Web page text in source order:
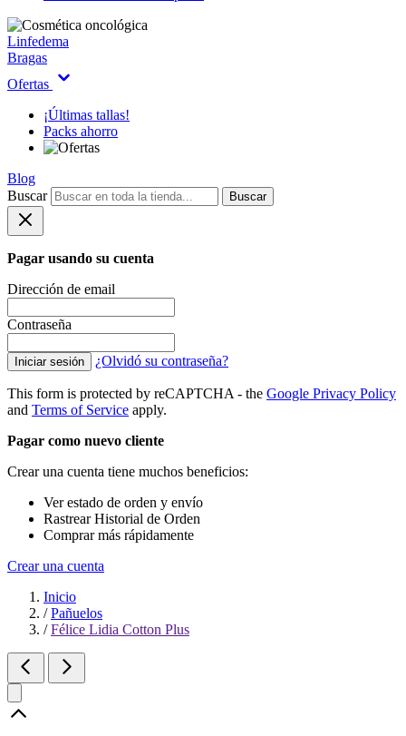
Linfedema
Bragas
Ofertas
¡Últimas tallas!
Packs ahorro
Blog
Buscar
Buscar
Pagar usando su cuenta
Dirección de email
Contraseña
Iniciar sesión ¿Olvidó su contraseña?
This form is protected by reCAPTCHA - the Google Privacy Policy
and Terms of Service apply.
Pagar como nuevo cliente
Crear una cuenta tiene muchos beneficios:
Ver estado de orden y envío
Rastrear Historial de Orden
Comprar más rápidamente
Crear una cuenta
Inicio
/ Pañuelos
/ Félice Lidia Cotton Plus